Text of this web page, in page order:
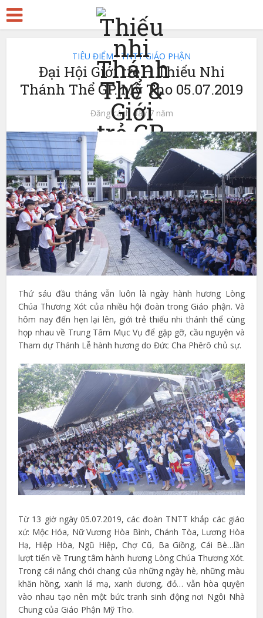
TIÊU ĐIỂM • TNTT GIÁO PHẬN
Đại Hội Giới trẻ – Thiếu Nhi
Thánh Thể GP. Mỹ Tho 05.07.2019
Đăng cách đây 7 năm
Thứ sáu đầu tháng vẫn luôn là ngày hành hương Lòng
Chúa Thương Xót của nhiều hội đoàn trong Giáo phận. Và
hôm nay đến hẹn lại lên, giới trẻ thiếu nhi thánh thể cùng
họp nhau về Trung Tâm Mục Vụ để gặp gỡ, cầu nguyện và
Tham dự Thánh Lễ hành hương do Đức Cha Phêrô chủ sự.
Từ 13 giờ ngày 05.07.2019, các đoàn TNTT khắp các giáo
xứ: Mộc Hóa, Nữ Vương Hòa Bình, Chánh Tòa, Lương Hòa
Hạ, Hiệp Hòa, Ngũ Hiệp, Chợ Cũ, Ba Giồng, Cái Bè…lần
lượt tiến về Trung tâm hành hương Lòng Chúa Thương Xót.
Trong cái nắng chói chang của những ngày hè, những màu
khăn hồng, xanh lá mạ, xanh dương, đỏ… vẫn hòa quyện
vào nhau tạo nên một bức tranh sinh động nơi Ngôi Nhà
Chung của Giáo Phận Mỹ Tho.